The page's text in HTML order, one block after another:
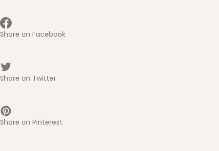
Share on Facebook
Share on Twitter
Share on Pinterest